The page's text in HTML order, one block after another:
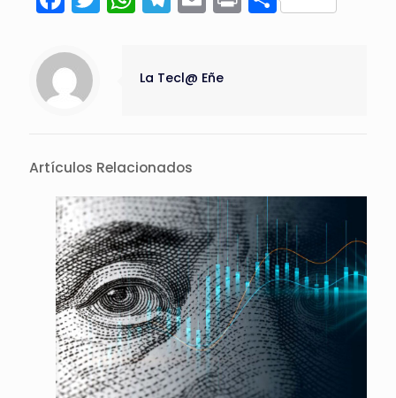
La Tecl@ Eñe
Artículos Relacionados